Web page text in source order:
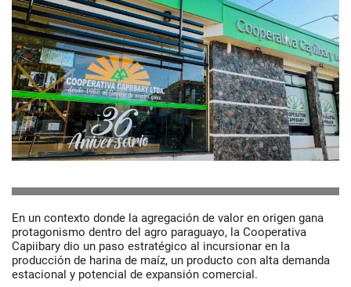
En un contexto donde la agregación de valor en origen gana
protagonismo dentro del agro paraguayo, la Cooperativa
Capiibary dio un paso estratégico al incursionar en la
producción de harina de maíz, un producto con alta demanda
estacional y potencial de expansión comercial.